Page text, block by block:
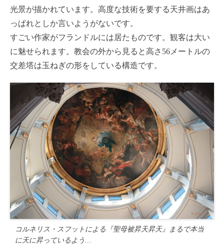
光景が描かれています。高度な技術を要する天井画はあ
っぱれとしか言いようがないです。
すごい作家がフランドルには居たものです。観客は大い
に魅せられます。教会の外から見ると高さ56メートルの
交差塔は玉ねぎの形をしている構造です。
コルネリス・スフットによる『聖母被昇天昇天』まるで本当
に天に昇っているよう…